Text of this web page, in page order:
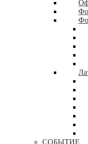
СОБЫТИЕ